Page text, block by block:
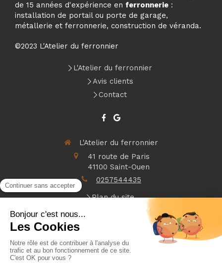
de 15 années d'expérience en ferronnerie :
installation de portail ou porte de garage,
métallerie et ferronnerie, construction de véranda.
©2023 L'Atelier du ferronnier
L'Atelier du ferronnier
Avis clients
Contact
L'Atelier du ferronnier
41 route de Paris
41100 Saint-Ouen
0257544435
Plan du site
Métallerie et ferronnerie, construction de véranda,
installation de portail ou porte de garage